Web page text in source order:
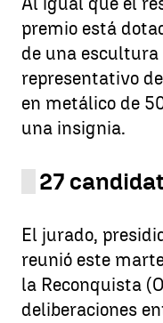
premio está
de una
representativo
en metálico de
una insignia.
27
El jurado,
reunió este
la Reconquista
deliberaciones